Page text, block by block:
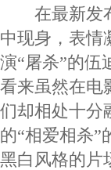
在最新发布
中现身，表情
演“屠杀”的伍
看来虽然在电
们却相处十分
的“相爱相杀”
黑白风格的片